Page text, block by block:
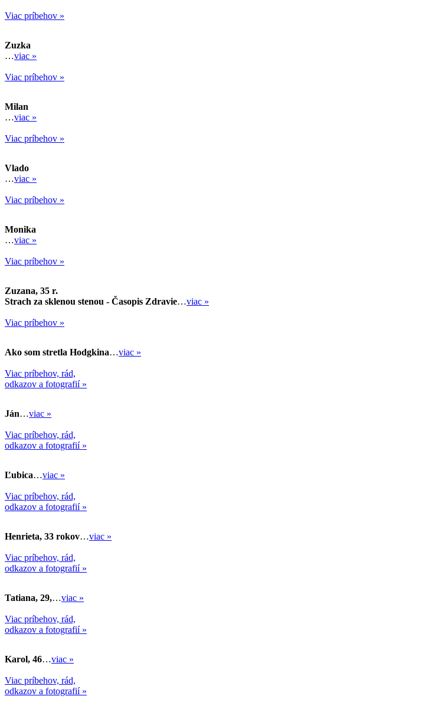
Viac príbehov »
Zuzka
…viac »
Viac príbehov »
Milan
…viac »
Viac príbehov »
Vlado
…viac »
Viac príbehov »
Monika
…viac »
Viac príbehov »
Zuzana, 35 r.
Strach za sklenou stenou - Časopis Zdravie…viac »
Viac príbehov »
Ako som stretla Hodgkina…viac »
Viac príbehov, rád,
odkazov a fotografií »
Ján…viac »
Viac príbehov, rád,
odkazov a fotografií »
Ľubica…viac »
Viac príbehov, rád,
odkazov a fotografií »
Henrieta, 33 rokov…viac »
Viac príbehov, rád,
odkazov a fotografií »
Tatiana, 29,…viac »
Viac príbehov, rád,
odkazov a fotografií »
Karol, 46…viac »
Viac príbehov, rád,
odkazov a fotografií »